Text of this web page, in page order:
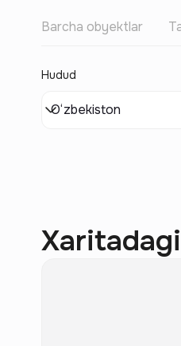
Barcha obyektlar
Hudud
O‘zbekiston